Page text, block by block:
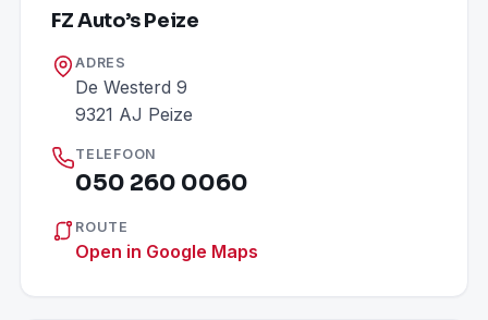
FZ Auto’s Peize
ADRES
De Westerd 9
9321 AJ Peize
TELEFOON
050 260 0060
ROUTE
Open in Google Maps